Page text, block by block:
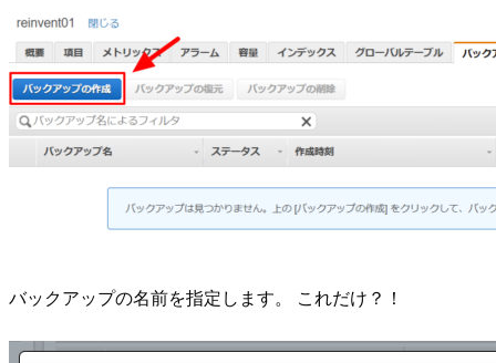
バックアップの名前を指定します。 これだけ？！